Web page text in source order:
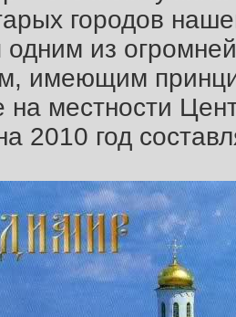
городов
одним из
имеющим
на местности
2010 год